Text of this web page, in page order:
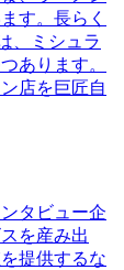
す。長らく
、ミシュラ
あります。
店を巨匠自
タビュー企
を産み出
提供するな